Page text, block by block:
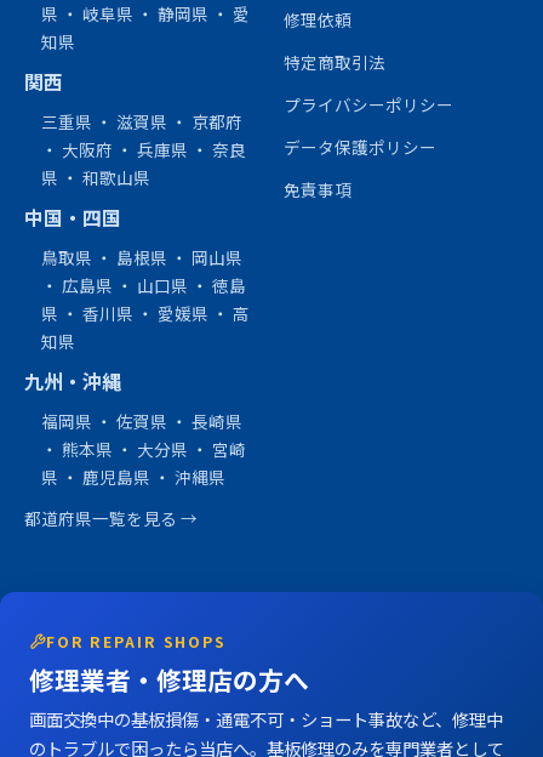
県 ・ 岐阜県 ・ 静岡県 ・ 愛
知県
関西
三重県 ・ 滋賀県 ・ 京都府
・ 大阪府 ・ 兵庫県 ・ 奈良
県 ・ 和歌山県
中国・四国
鳥取県 ・ 島根県 ・ 岡山県
・ 広島県 ・ 山口県 ・ 徳島
県 ・ 香川県 ・ 愛媛県 ・ 高
知県
九州・沖縄
福岡県 ・ 佐賀県 ・ 長崎県
・ 熊本県 ・ 大分県 ・ 宮崎
県 ・ 鹿児島県 ・ 沖縄県
都道府県一覧を見る →
修理依頼
特定商取引法
プライバシーポリシー
データ保護ポリシー
免責事項
FOR REPAIR SHOPS
修理業者・修理店の方へ
画面交換中の基板損傷・通電不可・ショート事故など、修理中
のトラブルで困ったら当店へ。基板修理のみを専門業者として